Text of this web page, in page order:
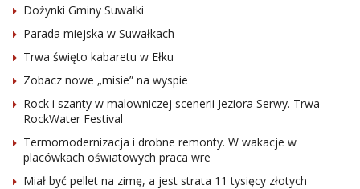
Dożynki Gminy Suwałki
Parada miejska w Suwałkach
Trwa święto kabaretu w Ełku
Zobacz nowe „misie” na wyspie
Rock i szanty w malowniczej scenerii Jeziora Serwy. Trwa
RockWater Festival
Termomodernizacja i drobne remonty. W wakacje w
placówkach oświatowych praca wre
Miał być pellet na zimę, a jest strata 11 tysięcy złotych